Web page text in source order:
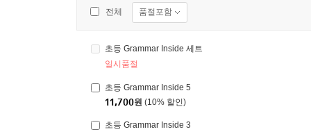
전체 품절포함
초등 Grammar Inside 세트
일시품절
초등 Grammar Inside 5
11,700원 (10% 할인)
초등 Grammar Inside 3